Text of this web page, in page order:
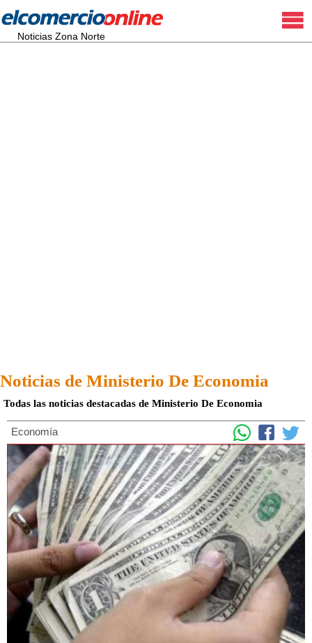
Noticias Zona Norte
Noticias de Ministerio De Economia
Todas las noticias destacadas de Ministerio De Economia
Economía